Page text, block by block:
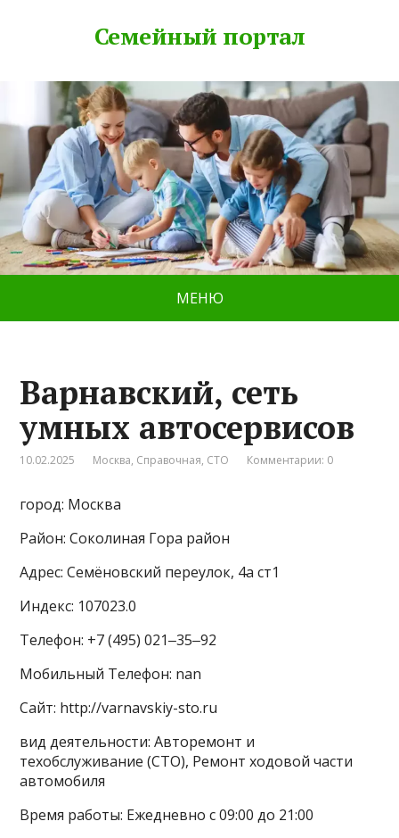
Семейный портал
МЕНЮ
Варнавский, сеть
умных автосервисов
10.02.2025 Москва, Справочная, СТО Комментарии: 0
город: Москва
Район: Соколиная Гора район
Адрес: Семёновский переулок, 4а ст1
Индекс: 107023.0
Телефон: +7 (495) 021‒35‒92
Мобильный Телефон: nan
Сайт: http://varnavskiy-sto.ru
вид деятельности: Авторемонт и
техобслуживание (СТО), Ремонт ходовой части
автомобиля
Время работы: Ежедневно с 09:00 до 21:00